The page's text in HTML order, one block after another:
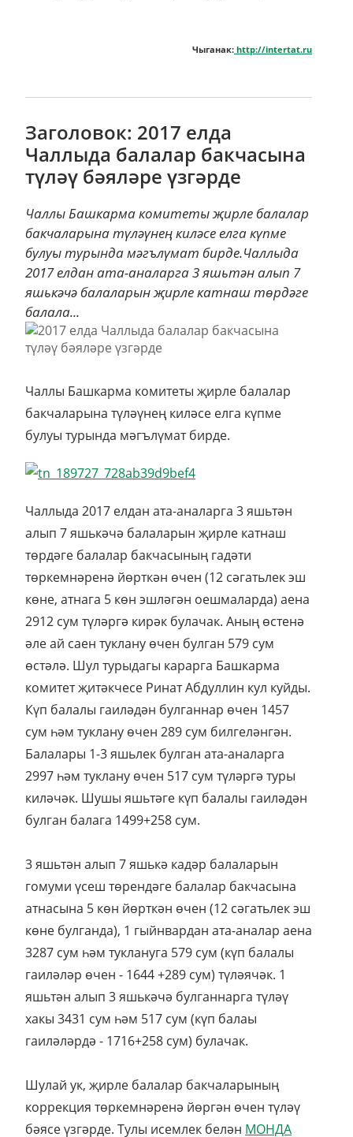
Чыганак: http://intertat.ru
Заголовок: 2017 елда
Чаллыда балалар бакчасына
түләү бәяләре үзгәрде
Чаллы Башкарма комитеты җирле балалар
бакчаларына түләүнең киләсе елга күпме
булуы турында мәгълүмат бирде.Чаллыда
2017 елдан ата-аналарга 3 яшьтән алып 7
яшькәчә балаларын җирле катнаш төрдәге
балала...
Чаллы Башкарма комитеты җирле балалар
бакчаларына түләүнең киләсе елга күпме
булуы турында мәгълүмат бирде.
Чаллыда 2017 елдан ата-аналарга 3 яшьтән
алып 7 яшькәчә балаларын җирле катнаш
төрдәге балалар бакчасының гадәти
төркемнәренә йөрткән өчен (12 сәгатьлек эш
көне, атнага 5 көн эшләгән оешмаларда) аена
2912 сум түләргә кирәк булачак. Аның өстенә
әле ай саен туклану өчен булган 579 сум
өстәлә. Шул турыдагы карарга Башкарма
комитет җитәкчесе Ринат Абдуллин кул куйды.
Күп балалы гаиләдән булганнар өчен 1457
сум һәм туклану өчен 289 сум билгеләнгән.
Балалары 1-3 яшьлек булган ата-аналарга
2997 һәм туклану өчен 517 сум түләргә туры
киләчәк. Шушы яшьтәге күп балалы гаиләдән
булган балага 1499+258 сум.
3 яшьтән алып 7 яшькә кадәр балаларын
гомуми үсеш төрендәге балалар бакчасына
атнасына 5 көн йөрткән өчен (12 сәгатьлек эш
көне булганда), 1 гыйнвардан ата-аналар аена
3287 сум һәм туклануга 579 сум (күп балалы
гаиләләр өчен - 1644 +289 сум) түләячәк. 1
яшьтән алып 3 яшькәчә булганнарга түләү
хакы 3431 сум һәм 517 сум (күп балаы
гаиләләрдә - 1716+258 сум) булачак.
Шулай ук, җирле балалар бакчаларының
коррекция төркемнәренә йөргән өчен түләү
бәясе үзгәрде. Тулы исемлек белән МОНДА